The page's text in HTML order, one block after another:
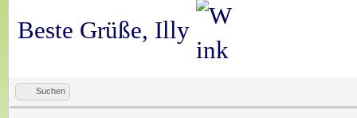
Beste Grüße, Illy
Suchen